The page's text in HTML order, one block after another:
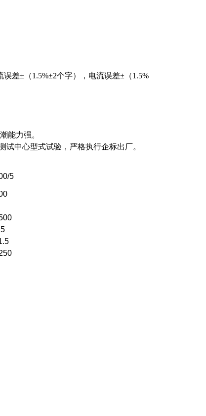
差±（1.5%±2个字），电流误差±（1.5%
能力强。
试中心型式试验，严格执行企标出厂。
5